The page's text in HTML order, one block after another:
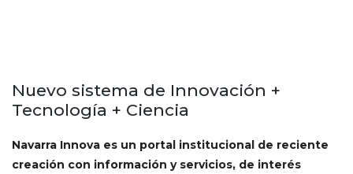
Nuevo sistema de Innovación +
Tecnología + Ciencia
Navarra Innova es un portal institucional de reciente
creación con información y servicios, de interés